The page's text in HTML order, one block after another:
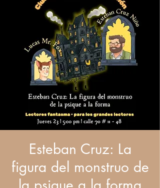
Esteban Cruz: La
figura del monstruo de